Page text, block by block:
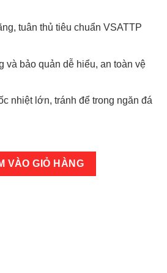
tuân thủ tiêu chuẩn VSATTP
và bảo quản dễ hiểu, an toàn vệ
nhiệt lớn, tránh để trong ngăn đá
CHAI SUÔN số lượng
VÀO GIỎ HÀNG